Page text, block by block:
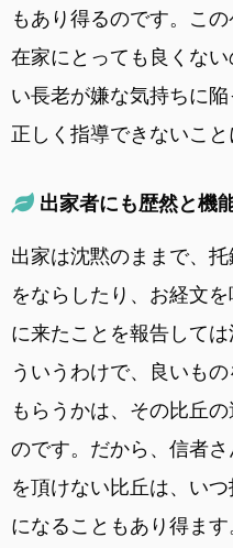
もあり得るのです。こ
在家にとっても良くな
い長老が嫌な気持ちに
正しく指導できないこと
出家者にも歴然と機
出家は沈黙のままで、
をならしたり、お経文
に来たことを報告して
ういうわけで、良いも
もらうかは、その比丘
のです。だから、信者
を頂けない比丘は、い
になることもあり得ま